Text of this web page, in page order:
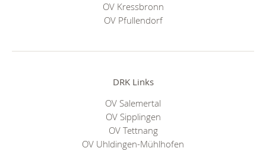
OV Kressbronn
OV Pfullendorf
DRK Links
OV Salemertal
OV Sipplingen
OV Tettnang
OV Uhldingen-Mühlhofen